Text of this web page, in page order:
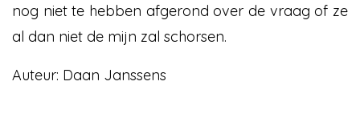
nog niet te hebben afgerond over de vraag of ze
al dan niet de mijn zal schorsen.
Auteur: Daan Janssens